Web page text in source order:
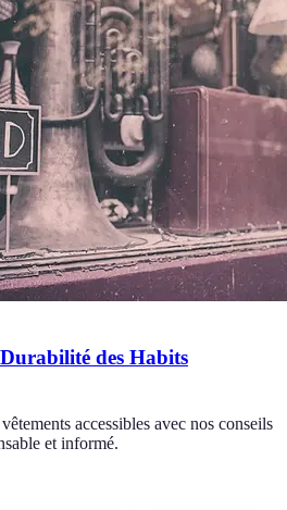
des Habits
accessibles avec nos conseils
et informé.